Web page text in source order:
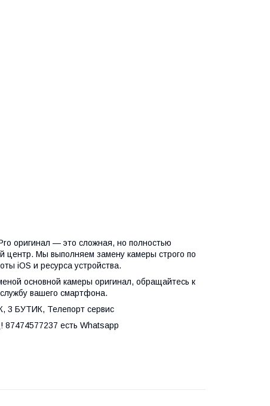
оригинал — это сложная, но полностью
Мы выполняем замену камеры строго по
iOS и ресурса устройства.
основной камеры оригинал, обращайтесь к
вашего смартфона.
3 БУТИК, Телепорт сервис
есть Whatsapp